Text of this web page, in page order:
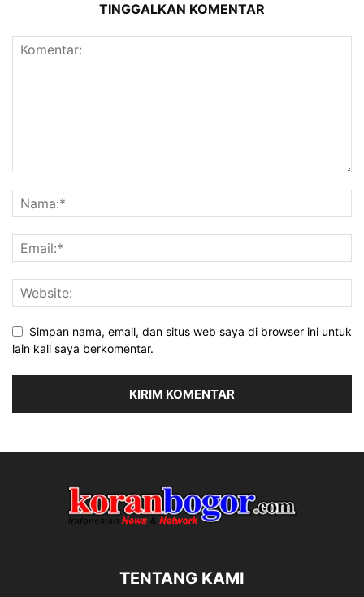
TINGGALKAN KOMENTAR
Simpan nama, email, dan situs web saya di browser ini untuk
lain kali saya berkomentar.
TENTANG KAMI